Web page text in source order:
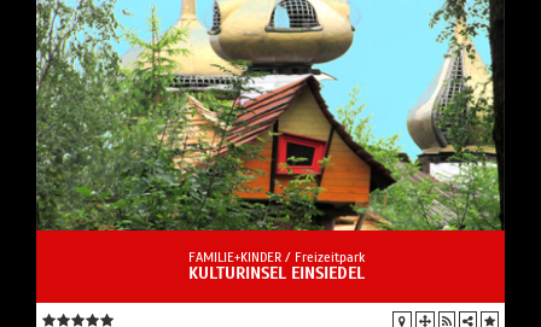
FAMILIE+KINDER / Freizeitpark
KULTURINSEL EINSIEDEL